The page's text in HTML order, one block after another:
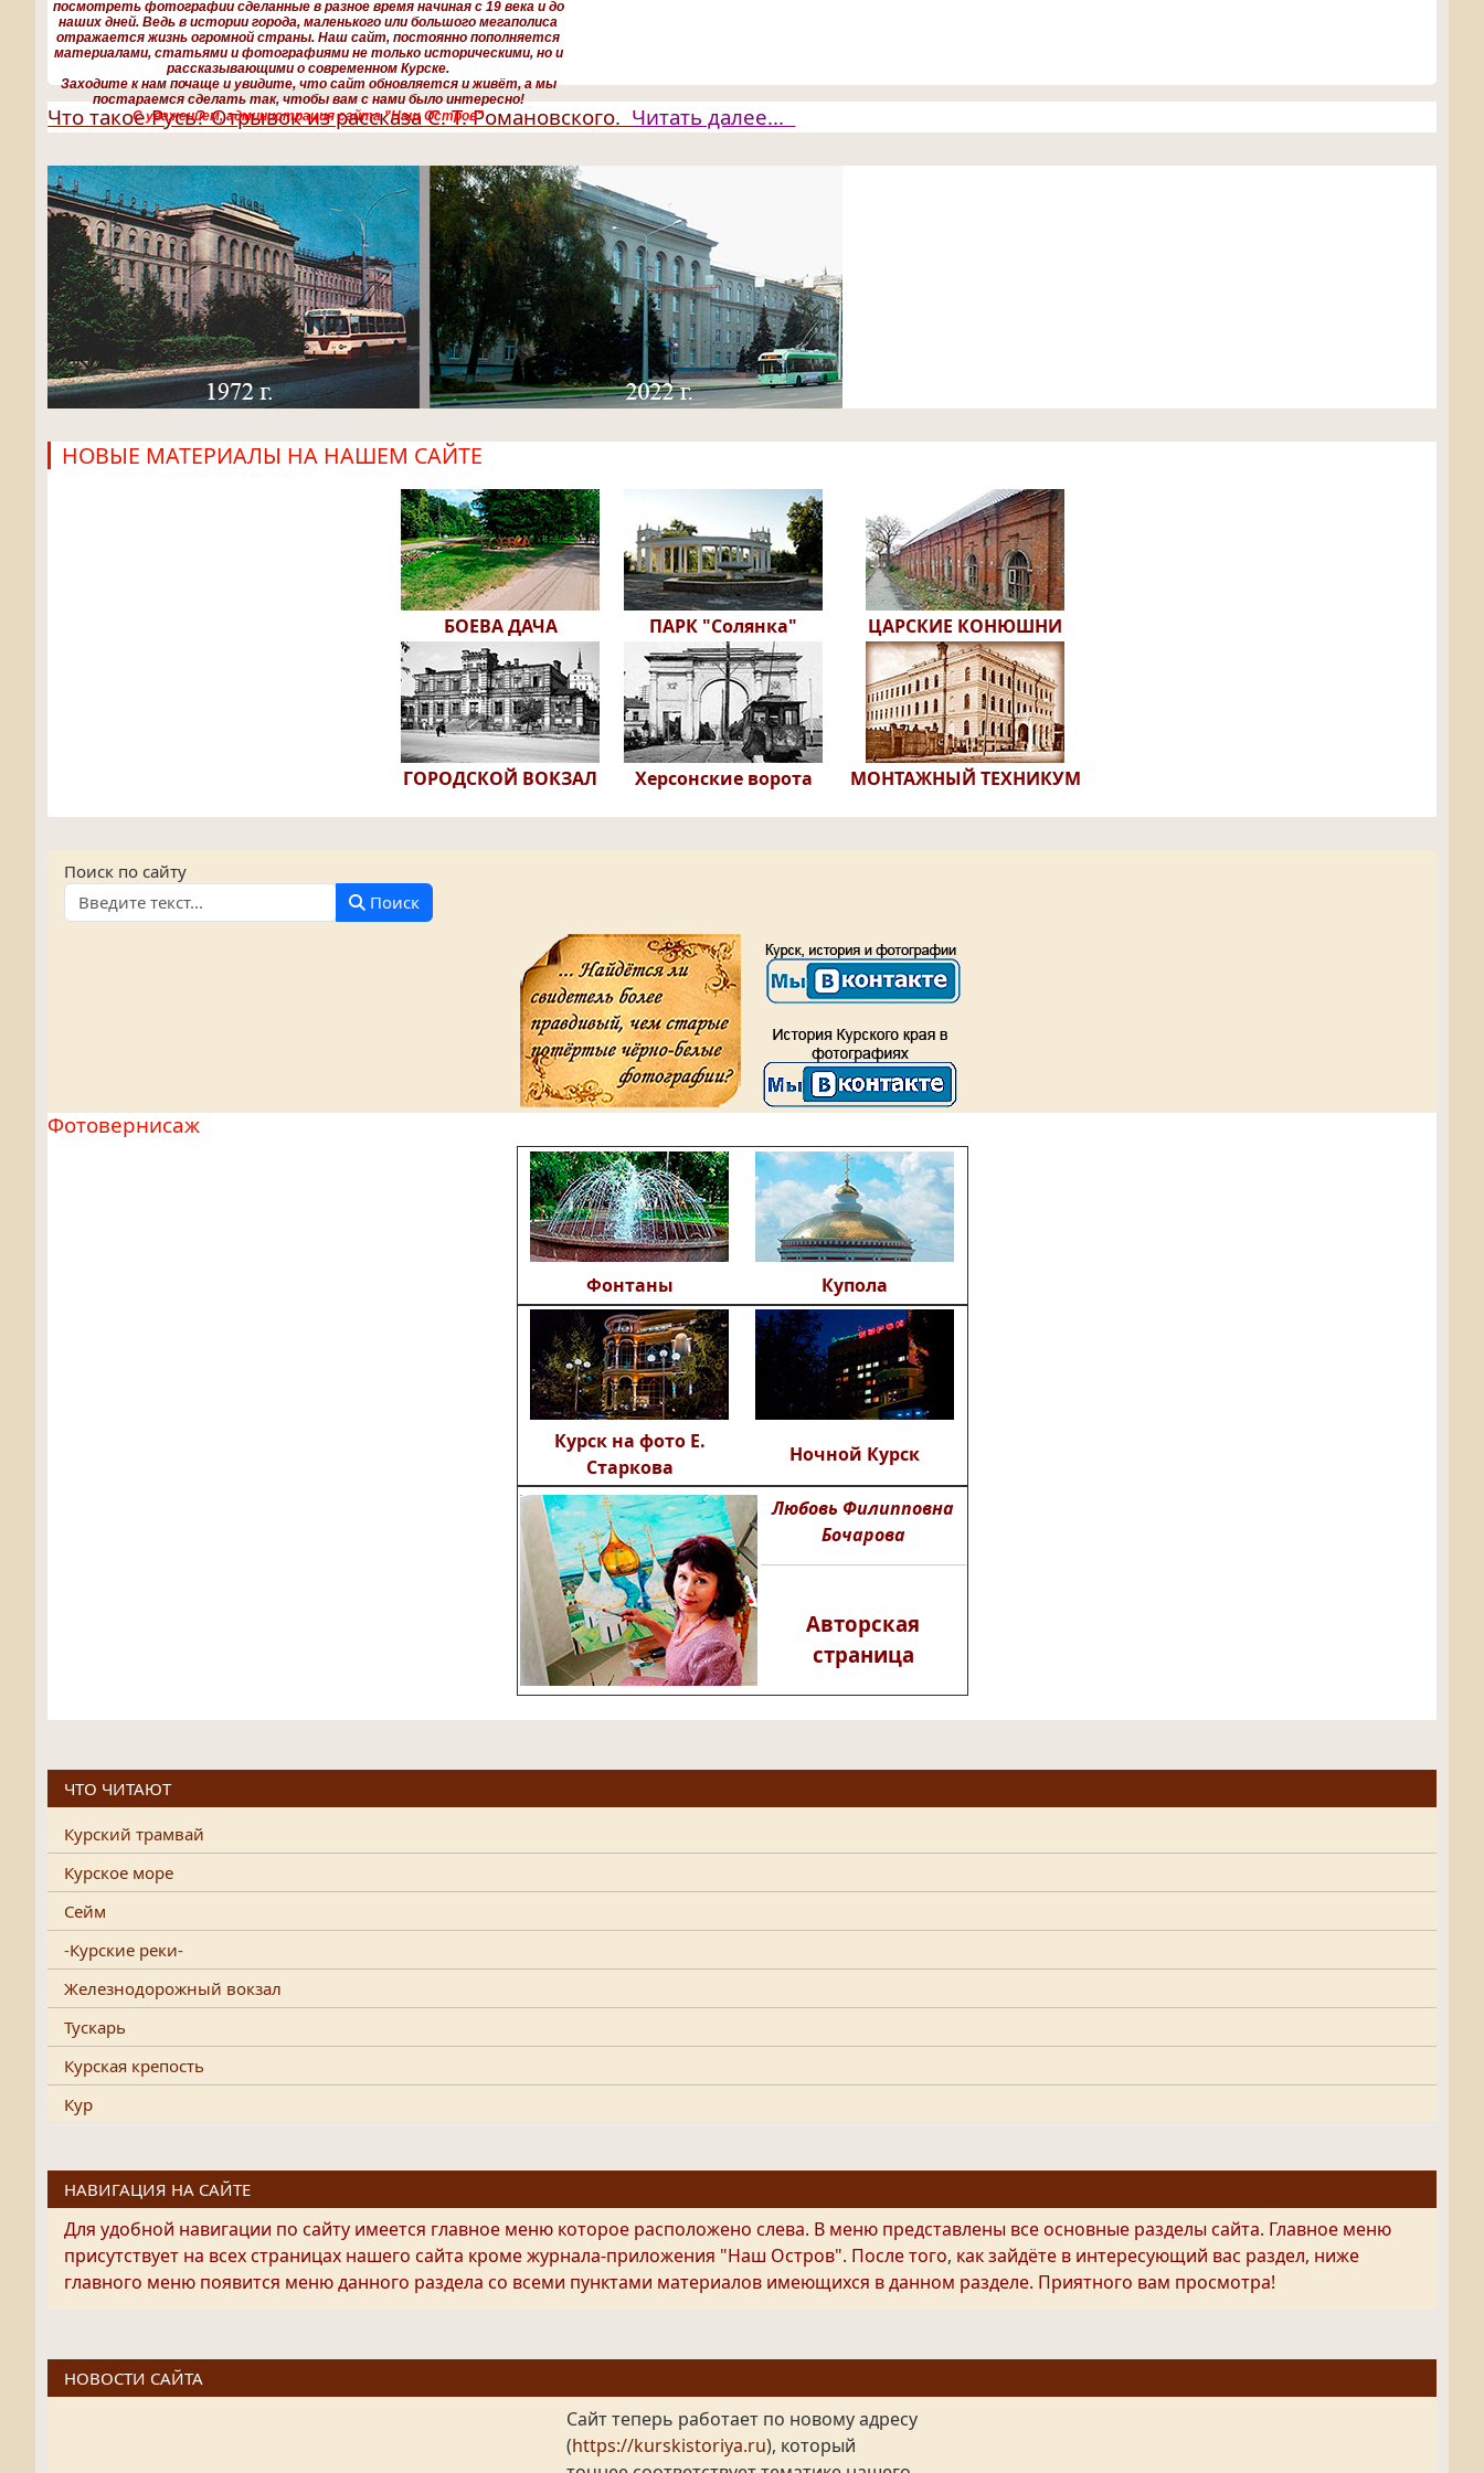
посмотреть фотографии сделанные в разное время начиная с 19 века и до
наших дней. Ведь в истории города, маленького или большого мегаполиса
отражается жизнь огромной страны. Наш сайт, постоянно пополняется
материалами, статьями и фотографиями не только историческими, но и
рассказывающими о современном Курске.
Заходите к нам почаще и увидите, что сайт обновляется и живёт, а мы
постараемся сделать так, чтобы вам с нами было интересно!
С уважением, администрация сайта "Наш Остров"
Что такое Русь? Отрывок из рассказа С. Т. Романовского. Читать далее...
НОВЫЕ МАТЕРИАЛЫ НА НАШЕМ САЙТЕ
БОЕВА ДАЧА ПАРК "Солянка" ЦАРСКИЕ КОНЮШНИ
ГОРОДСКОЙ ВОКЗАЛ Херсонские ворота МОНТАЖНЫЙ ТЕХНИКУМ
Поиск по сайту
Поиск
Фотовернисаж
Фонтаны Купола
Курск на фото Е.
Старкова
Ночной Курск
Любовь Филипповна
Бочарова
Авторская
страница
ЧТО ЧИТАЮТ
Курский трамвай
Курское море
Сейм
-Курские реки-
Железнодорожный вокзал
Тускарь
Курская крепость
Кур
НАВИГАЦИЯ НА САЙТЕ
Для удобной навигации по сайту имеется главное меню которое расположено слева. В меню представлены все основные разделы сайта. Главное меню
присутствует на всех страницах нашего сайта кроме журнала-приложения "Наш Остров". После того, как зайдёте в интересующий вас раздел, ниже
главного меню появится меню данного раздела со всеми пунктами материалов имеющихся в данном разделе. Приятного вам просмотра!
НОВОСТИ САЙТА
Сайт теперь работает по новому адресу
(https://kurskistoriya.ru), который